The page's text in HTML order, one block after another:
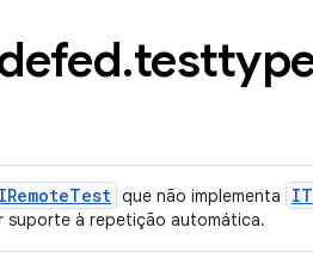
.
IRemoteTest que não implementa
suporte à repetição automática.